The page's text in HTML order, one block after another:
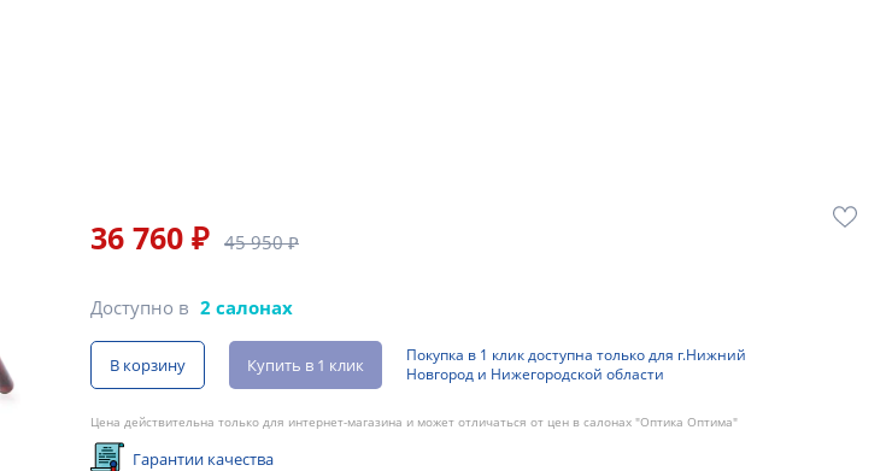
36 760 ₽ 45 950 ₽
Доступно в 2 салонах
В корзину Купить в 1 клик
Покупка в 1 клик доступна только для г.Нижний
Новгород и Нижегородской области
Цена действительна только для интернет-магазина и может отличаться от цен в салонах "Оптика Оптима"
Гарантии качества